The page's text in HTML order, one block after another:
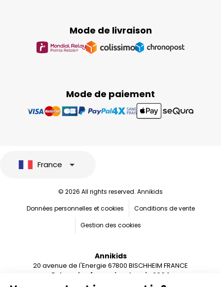
Mode de paiement
Mode de livraison
France
© 2026 All rights reserved. Annikids
Données personnelles et cookies
Conditions de vente
Gestion des cookies
Annikids
20 avenue de l'Energie 67800 BISCHHEIM FRANCE
Entreprise française depuis 2004